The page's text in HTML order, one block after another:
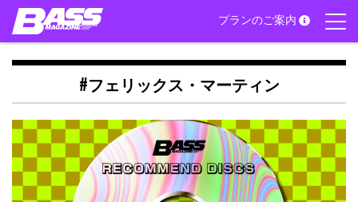
Skip
content
プランのご案内
#フェリックス・マーティン